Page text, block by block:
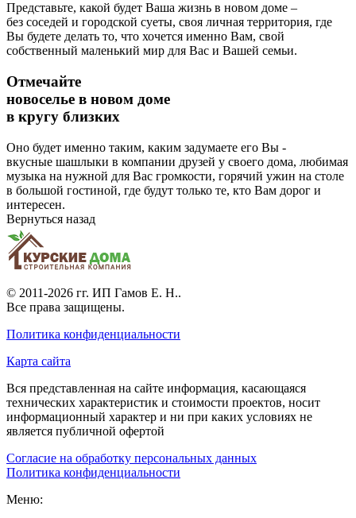
Представьте, какой будет Ваша жизнь в новом доме –
без соседей и городской суеты, своя личная территория, где
Вы будете делать то, что хочется именно Вам, свой
собственный маленький мир для Вас и Вашей семьи.
Отмечайте
новоселье в новом доме
в кругу близких
Оно будет именно таким, каким задумаете его Вы -
вкусные шашлыки в компании друзей у своего дома, любимая
музыка на нужной для Вас громкости, горячий ужин на столе
в большой гостиной, где будут только те, кто Вам дорог и
интересен.
Вернуться назад
© 2011-2026 гг. ИП Гамов Е. Н..
Все права защищены.
Политика конфиденциальности
Карта сайта
Вся представленная на сайте информация, касающаяся
технических характеристик и стоимости проектов, носит
информационный характер и ни при каких условиях не
является публичной офертой
Согласие на обработку персональных данных
Политика конфиденциальности
Меню: